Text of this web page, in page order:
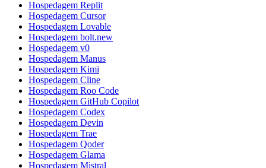
Hospedagem Replit
Hospedagem Cursor
Hospedagem Lovable
Hospedagem bolt.new
Hospedagem v0
Hospedagem Manus
Hospedagem Kimi
Hospedagem Cline
Hospedagem Roo Code
Hospedagem GitHub Copilot
Hospedagem Codex
Hospedagem Devin
Hospedagem Trae
Hospedagem Qoder
Hospedagem Glama
Hospedagem Mistral